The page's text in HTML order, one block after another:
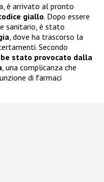
è arrivato al pronto
giallo. Dopo essere
sanitario, è stato
, dove ha trascorso la
Secondo
stato provocato dalla
, una complicanza che
di farmaci